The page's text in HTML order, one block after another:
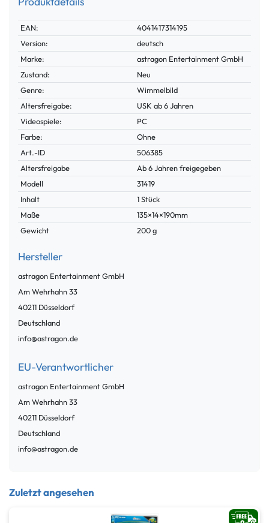
Technisches
Merkmal
Wert
EAN:
4041417314195
Version:
deutsch
Marke:
astragon Entertainment GmbH
Zustand:
Neu
Genre:
Wimmelbild
Altersfreigabe:
USK ab 6 Jahren
Videospiele:
PC
Farbe:
Ohne
Technisches
Merkmal
Wert
Art.-ID
506385
Altersfreigabe
Ab 6 Jahren freigegeben
Modell
31419
Inhalt
1 Stück
Maße
135×14×190mm
Gewicht
200 g
Hersteller
astragon Entertainment GmbH
Am Wehrhahn33
40211 Düsseldorf
Deutschland
info@astragon.de
EU-Verantwortlicher
astragon Entertainment GmbH
Am Wehrhahn33
40211 Düsseldorf
Deutschland
info@astragon.de
Zuletzt angesehen